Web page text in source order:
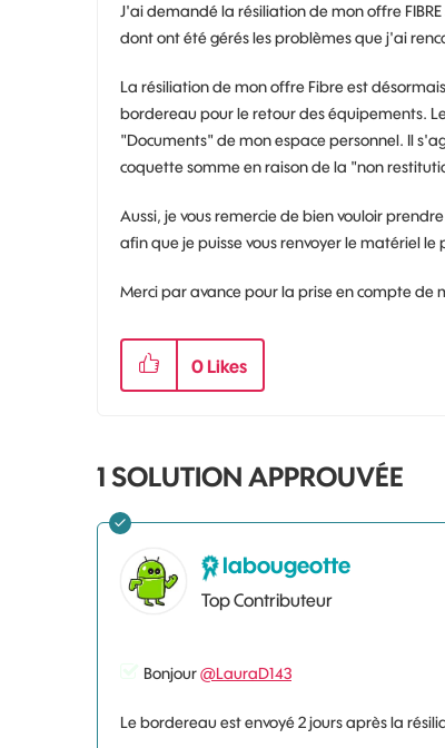
J'ai demandé la résiliation de mon offre
dont ont été gérés les problèmes que j'ai
La résiliation de mon offre Fibre est
bordereau pour le retour des équipements.
"Documents" de mon espace personnel. Il
coquette somme en raison de la "non
Aussi, je vous remercie de bien vouloir
afin que je puisse vous renvoyer le matériel le
Merci par avance pour la prise en compte de
0 Likes
1 SOLUTION APPROUVÉE
labougeotte
Top Contributeur
Bonjour@LauraD143
Le bordereau est envoyé 2 jours après la